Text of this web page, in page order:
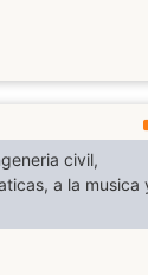
civil,
a la musica